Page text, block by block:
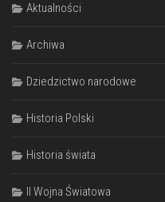
Aktualności
Archiwa
Dziedzictwo narodowe
Historia Polski
Historia świata
II Wojna Światowa